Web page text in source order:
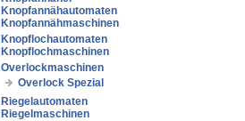
Knopfannähautomaten
Knopfannähmaschinen
Knopflochautomaten
Knopflochmaschinen
Overlockmaschinen
Overlock Spezial
Riegelautomaten
Riegelmaschinen